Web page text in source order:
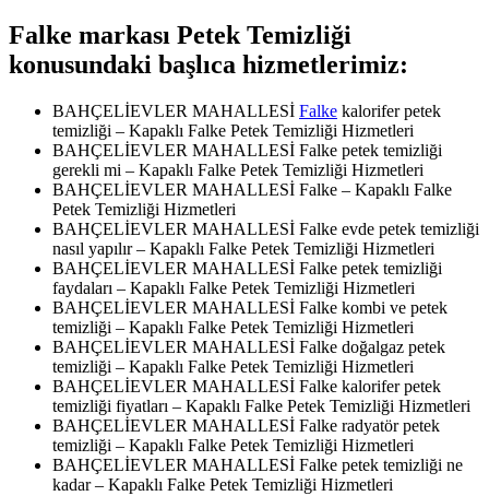
Falke markası Petek Temizliği
konusundaki başlıca hizmetlerimiz:
BAHÇELİEVLER MAHALLESİ Falke kalorifer petek
temizliği – Kapaklı Falke Petek Temizliği Hizmetleri
BAHÇELİEVLER MAHALLESİ Falke petek temizliği
gerekli mi – Kapaklı Falke Petek Temizliği Hizmetleri
BAHÇELİEVLER MAHALLESİ Falke – Kapaklı Falke
Petek Temizliği Hizmetleri
BAHÇELİEVLER MAHALLESİ Falke evde petek temizliği
nasıl yapılır – Kapaklı Falke Petek Temizliği Hizmetleri
BAHÇELİEVLER MAHALLESİ Falke petek temizliği
faydaları – Kapaklı Falke Petek Temizliği Hizmetleri
BAHÇELİEVLER MAHALLESİ Falke kombi ve petek
temizliği – Kapaklı Falke Petek Temizliği Hizmetleri
BAHÇELİEVLER MAHALLESİ Falke doğalgaz petek
temizliği – Kapaklı Falke Petek Temizliği Hizmetleri
BAHÇELİEVLER MAHALLESİ Falke kalorifer petek
temizliği fiyatları – Kapaklı Falke Petek Temizliği Hizmetleri
BAHÇELİEVLER MAHALLESİ Falke radyatör petek
temizliği – Kapaklı Falke Petek Temizliği Hizmetleri
BAHÇELİEVLER MAHALLESİ Falke petek temizliği ne
kadar – Kapaklı Falke Petek Temizliği Hizmetleri